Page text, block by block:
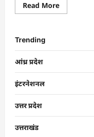
Read More
Trending
आंध्र प्रदेश
इंटरनेशनल
उत्तर प्रदेश
उत्तराखंड